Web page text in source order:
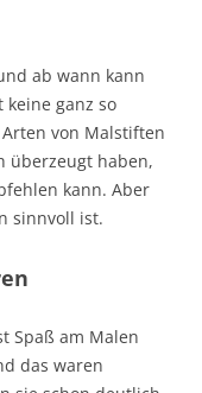
ab wann kann
keine ganz so
von Malstiften
überzeugt haben,
kann. Aber
sinnvoll ist.
Spaß am Malen
das waren